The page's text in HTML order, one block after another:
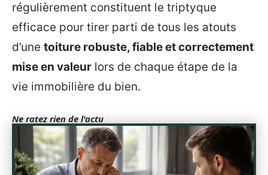
régulièrement constituent le triptyque
efficace pour tirer parti de tous les atouts
d’une toiture robuste, fiable et correctement
mise en valeur lors de chaque étape de la
vie immobilière du bien.
Ne ratez rien de l'actu